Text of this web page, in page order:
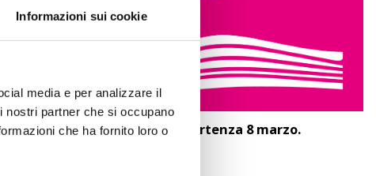
Informazioni sui cookie
media e per analizzare il
nostri partner che si occupano
che ha fornito loro o
scrittrici di Gorizia. Prima partenza 8 marzo.